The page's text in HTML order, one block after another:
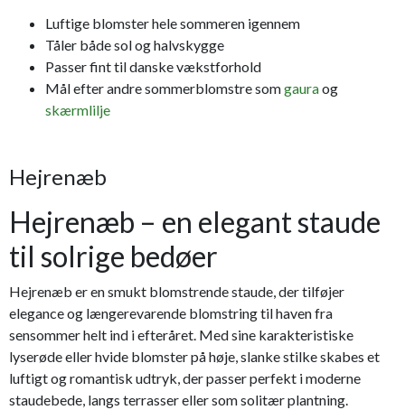
Luftige blomster hele sommeren igennem
Tåler både sol og halvskygge
Passer fint til danske vækstforhold
Mål efter andre sommerblomstre somgauraog
skærmlilje
Hejrenæb
Hejrenæb – en elegant staude
til solrige bedøer
Hejrenæb er en smukt blomstrende staude, der tilføjer
elegance og længerevarende blomstring til haven fra
sensommer helt ind i efteråret. Med sine karakteristiske
lyserøde eller hvide blomster på høje, slanke stilke skabes et
luftigt og romantisk udtryk, der passer perfekt i moderne
staudebede, langs terrasser eller som solitær plantning.